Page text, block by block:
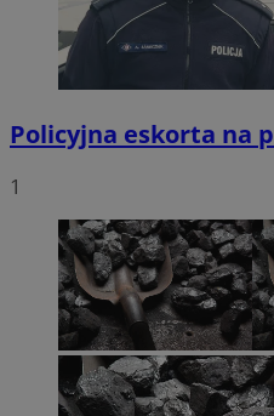
Policyjna eskorta na
1